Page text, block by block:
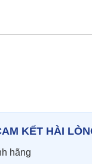
KẾT HÀI
hãng